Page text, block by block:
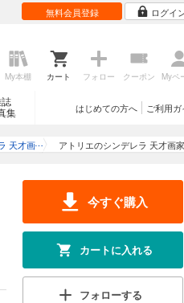
無料会員登録 ログイ
My本棚 カート フォロー クーポン Myペ
集
ご利用ガ
はじめての方へ
天才画
アトリエのシンデレラ 天才画家
ンミア》
今すぐ購入
カートに入れる
フォローする